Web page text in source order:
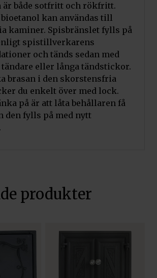
är både sotfritt och rökfritt.
kan användas till
kaminer. Spisbränslet fylls på
spistillverkarens
och tänds sedan med
eller långa tändstickor.
brasan i den skorstensfria
du enkelt över med lock.
på är att låta behållaren få
den fylls på med nytt
produkter